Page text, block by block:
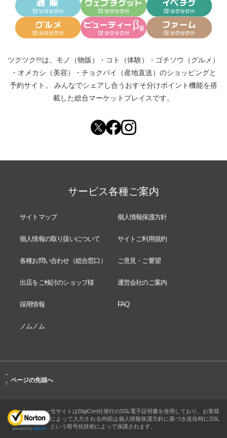
ツクツク!!!は、 モノ（物販） ・ コト（体験） ・ ゴチソウ（グルメ）
・ オメカシ（美容） ・ チョクバイ（産地直送） のショッピングと
予約サイト。
みんなでシェアし合う おすそ分けポイント機能を搭
載した総合マーケットプレイスです。
サービス各種ご案内
サイトマップ 個人情報保護方針
個人情報の取り扱いについて サイトご利用規約
各種お問い合わせ（総合窓口） ご意見・ご要望
出店をご検討のショップ様 運営会社のご案内
採用情報 FAQ
ノムノム
-
↑ ページの先頭へ
当サイトはDigiCert社発行のSSL電子証明書を使用しており、お客様
によって入力される内容は個人情報保護方針に基づき送信時にSSL
という暗号化技術によって保護されます。